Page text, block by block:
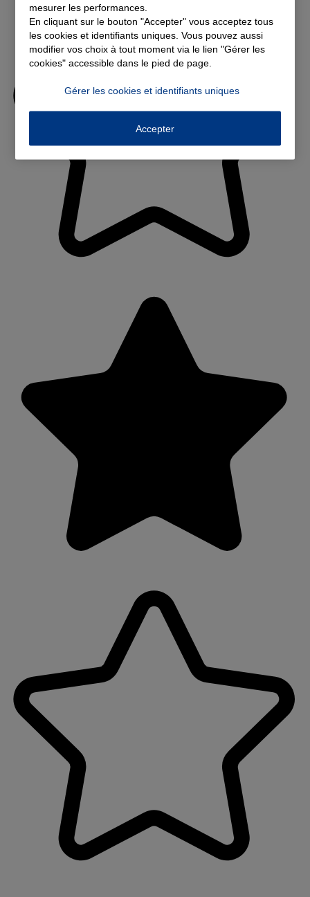
mesurer les performances.
En cliquant sur le bouton "Accepter" vous acceptez tous
les cookies et identifiants uniques. Vous pouvez aussi
modifier vos choix à tout moment via le lien "Gérer les
cookies" accessible dans le pied de page.
Gérer les cookies et identifiants uniques
Accepter